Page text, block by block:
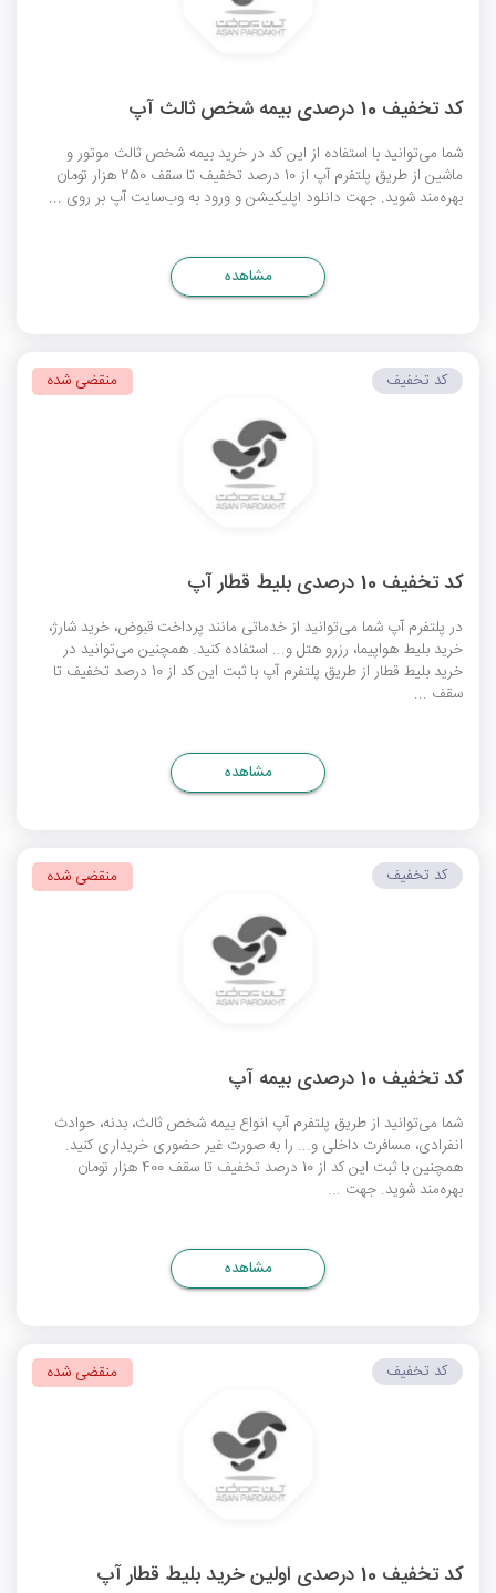
کد تخفیف 10 درصدی بیمه شخص ثالث آپ
شما می‌توانید با استفاده از این کد در خرید بیمه شخص ثالث موتور و
ماشین از طریق پلتفرم آپ از 10 درصد تخفیف تا سقف 250 هزار تومان
بهره‌مند شوید. جهت دانلود اپلیکیشن و ورود به وب‌سایت آپ بر روی ...
مشاهده
کد تخفیف 10 درصدی بلیط قطار آپ
در پلتفرم آپ شما می‌توانید از خدماتی مانند پرداخت قبوض، خرید شارژ،
خرید بلیط هواپیما، رزرو هتل و... استفاده کنید. همچنین می‌توانید در
خرید بلیط قطار از طریق پلتفرم آپ با ثبت این کد از 10 درصد تخفیف تا
سقف ...
کد تخفیف منقضی شده
مشاهده
کد تخفیف 10 درصدی بیمه آپ
شما می‌توانید از طریق پلتفرم آپ انواع بیمه شخص ثالث، بدنه، حوادث
انفرادی، مسافرت داخلی و... را به صورت غیر حضوری خریداری کنید.
همچنین با ثبت این کد از 10 درصد تخفیف تا سقف 400 هزار تومان
بهره‌مند شوید. جهت ...
کد تخفیف منقضی شده
مشاهده
کد تخفیف 10 درصدی اولین خرید بلیط قطار آپ
کد تخفیف منقضی شده